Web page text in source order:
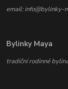
email: info@bylinky-
Bylinky Maya
tradiční rodinné